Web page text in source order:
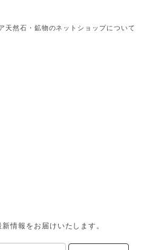
天然石・鉱物のネットショップについて
情報をお届けいたします。